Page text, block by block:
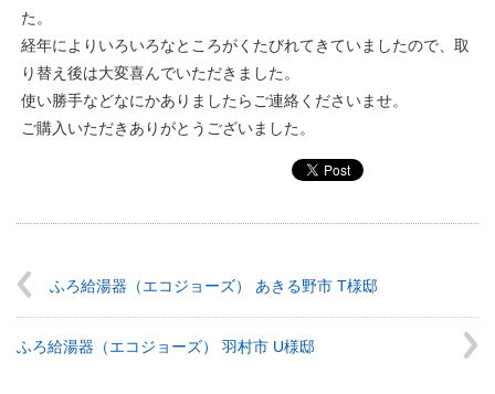
た。
経年によりいろいろなところがくたびれてきていましたので、取
り替え後は大変喜んでいただきました。
使い勝手などなにかありましたらご連絡くださいませ。
ご購入いただきありがとうございました。
ふろ給湯器（エコジョーズ） あきる野市 T様邸
ふろ給湯器（エコジョーズ） 羽村市 U様邸